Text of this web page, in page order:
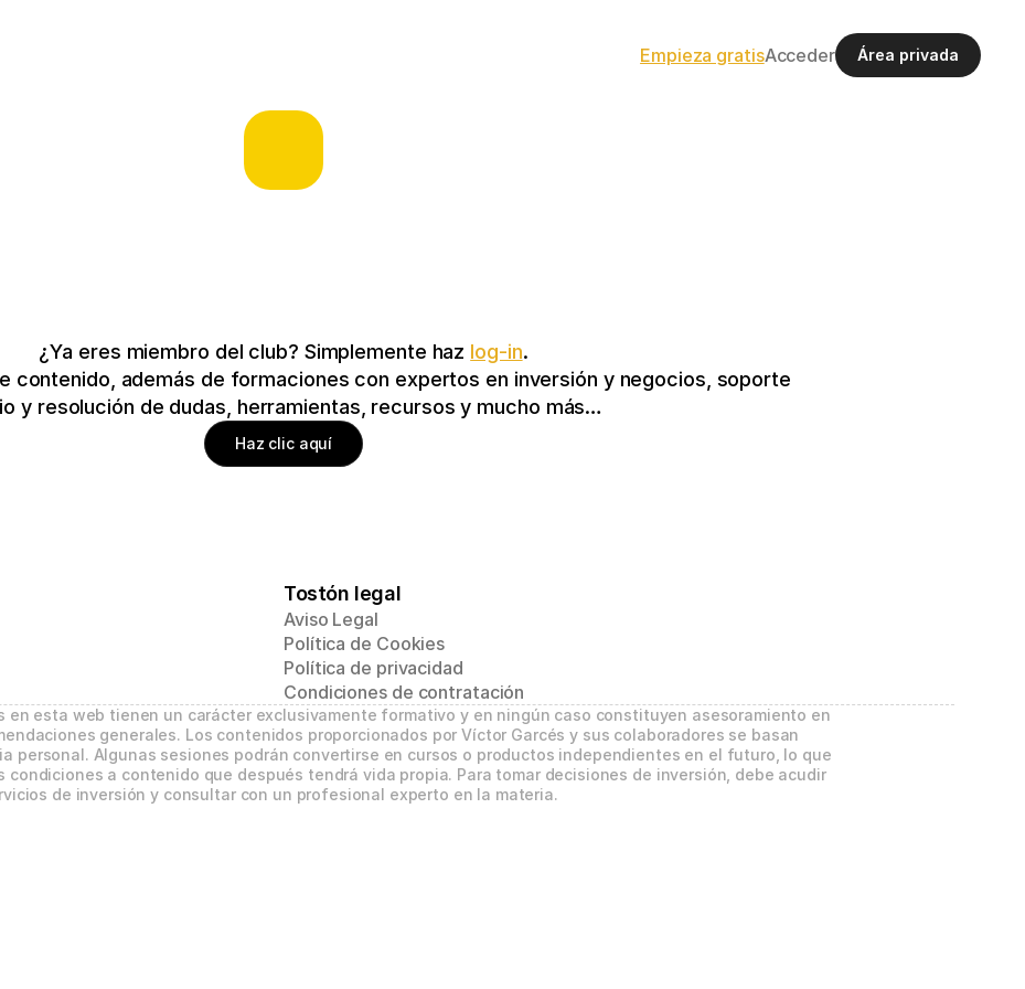
Empieza gratisAcceder Área privada
¿Ya eres miembro del club? Simplemente haz log-in.
contenido, además de formaciones con expertos en inversión y negocios, soporte
y resolución de dudas, herramientas, recursos y mucho más…
Haz clic aquí
Tostón legal
Aviso Legal
Política de Cookies
Política de privacidad
Condiciones de contratación
en esta web tienen un carácter exclusivamente formativo y en ningún caso constituyen asesoramiento en
generales. Los contenidos proporcionados por Víctor Garcés y sus colaboradores se basan
personal. Algunas sesiones podrán convertirse en cursos o productos independientes en el futuro, lo que
a contenido que después tendrá vida propia. Para tomar decisiones de inversión, debe acudir
de inversión y consultar con un profesional experto en la materia.